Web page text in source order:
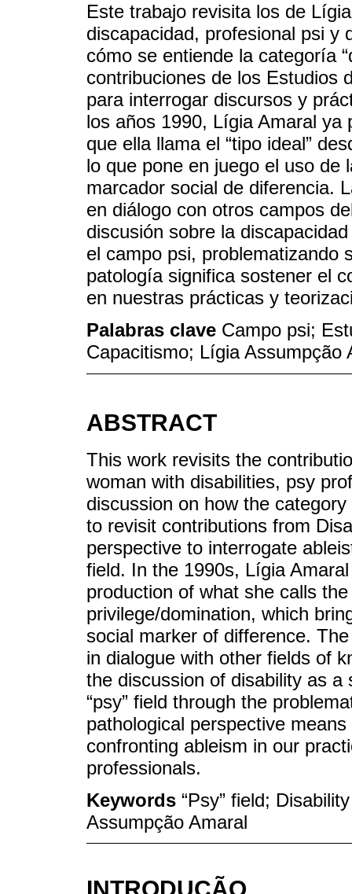
Este trabajo revisita los de
discapacidad, profesional psi y
cómo se entiende la categoría
contribuciones de los Estudios
para interrogar discursos y
los años 1990, Lígia Amaral ya
que ella llama el “tipo ideal”
lo que pone en juego el uso de
marcador social de diferencia.
en diálogo con otros campos
discusión sobre la
el campo psi, problematizando
patología significa sostener el
en nuestras prácticas y
Palabras clave Campo psi;
Capacitismo; Lígia Assumpção
ABSTRACT
This work revisits the
woman with disabilities, psy
discussion on how the
to revisit contributions from
perspective to interrogate
field. In the 1990s, Lígia
production of what she calls
privilege/domination, which
social marker of difference.
in dialogue with other fields of
the discussion of disability as
“psy” field through the
pathological perspective
confronting ableism in our
professionals.
Keywords “Psy” field;
Assumpção Amaral